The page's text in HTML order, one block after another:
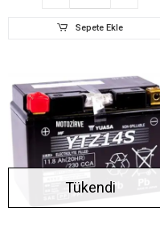
Sepete Ekle
Tükendi